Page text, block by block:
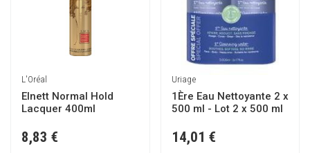
L'Oréal
Elnett Normal Hold
Lacquer 400ml
8,83 €
Uriage
1Ère Eau Nettoyante 2 x
500 ml - Lot 2 x 500 ml
14,01 €